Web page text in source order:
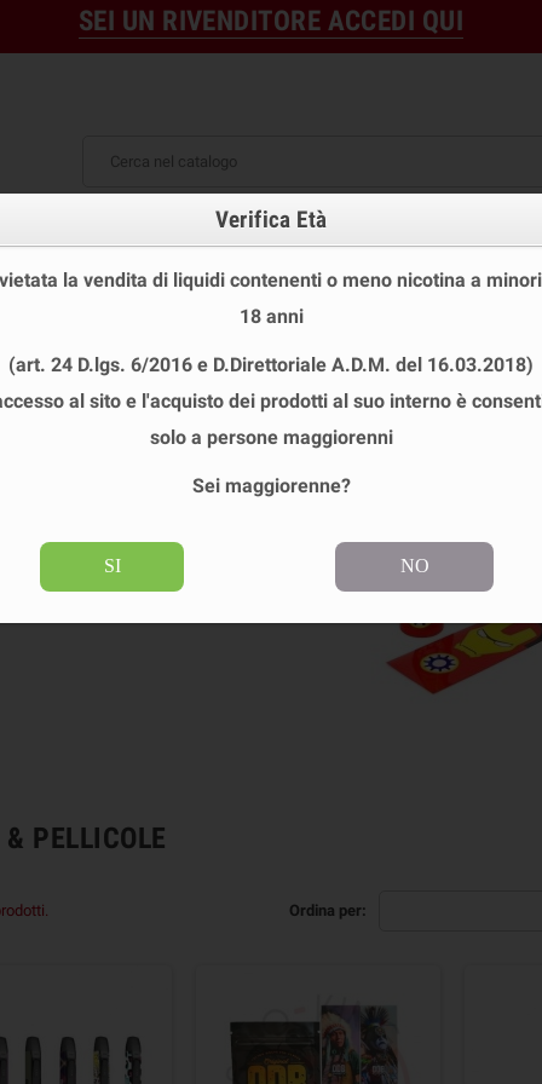
SEI UN RIVENDITORE ACCEDI QUI
USA E GETTA LIQUIDI PRONTI SHOT E
& PELLICOLE
& PELLICOLE
Ordina per:
Verifica Età
la vendita di liquidi contenenti o meno nicotina a
18 anni
(art. 24 D.lgs. 6/2016 e D.Direttoriale A.D.M. del 16.03.2018)
al sito e l'acquisto dei prodotti al suo interno è
solo a persone maggiorenni
Sei maggiorenne?
SI NO